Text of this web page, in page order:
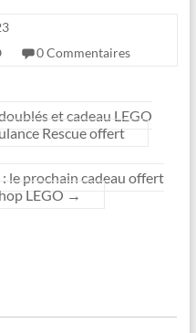
0 Commentaires
et cadeau LEGO
Rescue offert
le prochain cadeau offert
LEGO →